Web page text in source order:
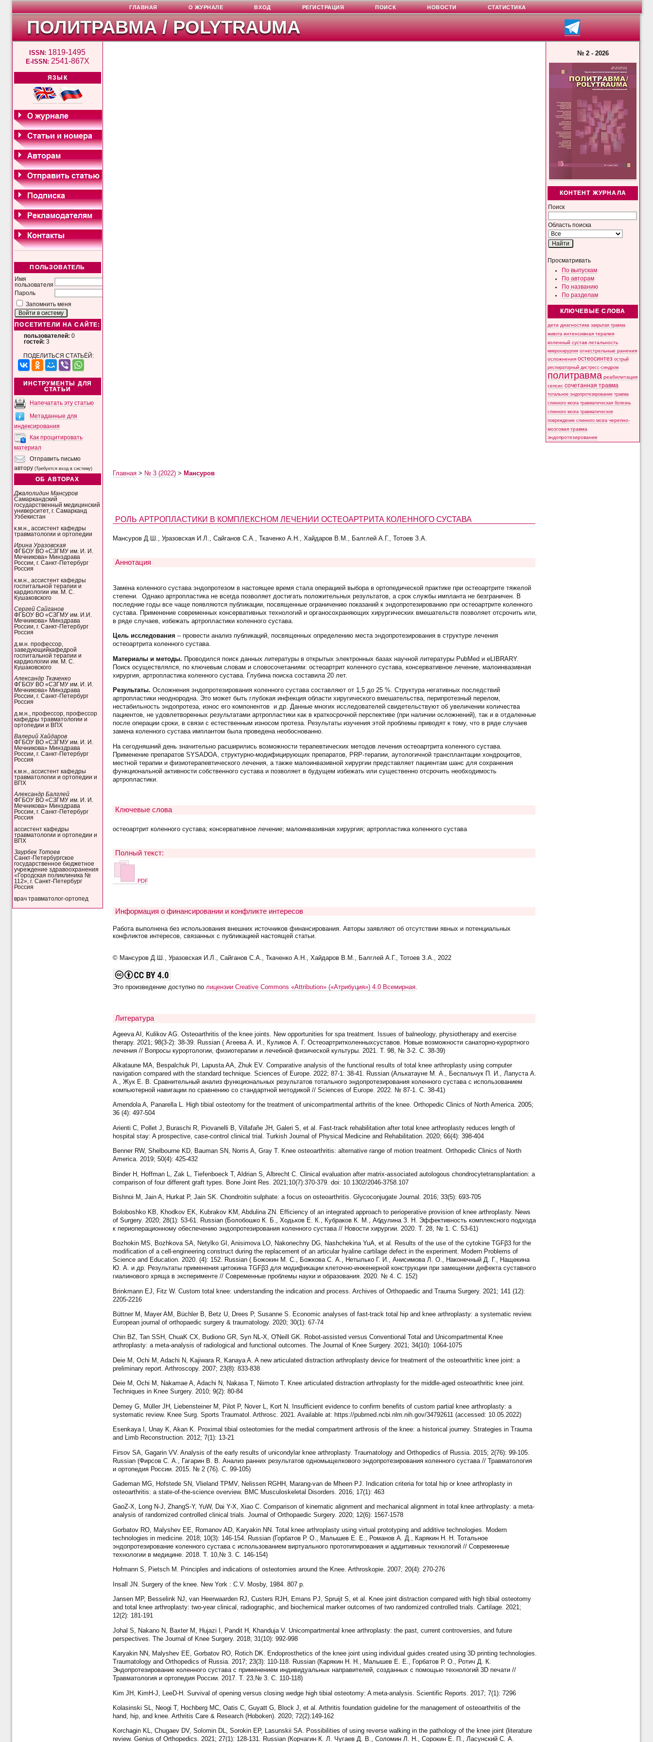
ПОЛИТРАВМА / POLYTRAUMA
ISSN: 1819-1495
E-ISSN: 2541-867X
ЯЗЫК
ПОЛЬЗОВАТЕЛЬ
Имя
пользователя
Пароль
Запомнить меня
ПОСЕТИТЕЛИ НА САЙТЕ:
пользователей: 0
гостей: 3
ПОДЕЛИТЬСЯ СТАТЬЁЙ:
ИНСТРУМЕНТЫ ДЛЯ
СТАТЬИ
Напечатать эту статью
Метаданные для
индексирования
Как процитировать
материал
Отправить письмо
автору(Требуется вход в систему)
ОБ АВТОРАХ
Джалолидин Мансуров
Самаркандский
государственный медицинский
университет, г. Самарканд
Узбекистан
к.м.н., ассистент кафедры
травматологии и ортопедии
Ирина Уразовская
ФГБОУ ВО «СЗГМУ им. И. И.
Мечникова» Минздрава
России, г. Санкт-Петербург
Россия
к.м.н., ассистент кафедры
госпитальной терапии и
кардиологии им. М. С.
Кушаковского
Сергей Сайганов
ФГБОУ ВО «СЗГМУ им. И.И.
Мечникова» Минздрава
России, г. Санкт-Петербург
Россия
д.м.н. профессор,
заведующийкафедрой
госпитальной терапии и
кардиологии им. М. С.
Кушаковского
Александр Ткаченко
ФГБОУ ВО «СЗГМУ им. И. И.
Мечникова» Минздрава
России, г. Санкт-Петербург
Россия
д.м.н., профессор, профессор
кафедры травматологии и
ортопедии и ВПХ
Валерий Хайдаров
ФГБОУ ВО «СЗГМУ им. И. И.
Мечникова» Минздрава
России, г. Санкт-Петербург
Россия
к.м.н., ассистент кафедры
травматологии и ортопедии и
ВПХ
Александр Балглей
ФГБОУ ВО «СЗГМУ им. И. И.
Мечникова» Минздрава
России, г. Санкт-Петербург
Россия
ассистент кафедры
травматологии и ортопедии и
ВПХ
Заурбек Тотоев
Санкт-Петербургское
государственное бюджетное
учреждение здравоохранения
«Городская поликлиника №
112», г. Санкт-Петербург
Россия
врач травматолог-ортопед
№ 2 - 2026
КОНТЕНТ ЖУРНАЛА
Поиск
Область поиска
Просматривать
По выпускам
По авторам
По названию
По разделам
КЛЮЧЕВЫЕ СЛОВА
дети диагностика закрытая травма
живота интенсивная терапия
коленный сустав летальность
микрохирургия огнестрельные ранения
осложнения остеосинтез острый
респираторный дистресс-синдром
политравма реабилитация
сепсис сочетанная травма
тотальное эндопротезирование травма
спинного мозга травматическая болезнь
спинного мозга травматическое
повреждение спинного мозга черепно-
мозговая травма
эндопротезирование
ГЛАВНАЯ О ЖУРНАЛЕ ВХОД РЕГИСТРАЦИЯ ПОИСК НОВОСТИ СТАТИСТИКА
Главная> № 3 (2022)> Мансуров
РОЛЬ АРТРОПЛАСТИКИ В КОМПЛЕКСНОМ ЛЕЧЕНИИ ОСТЕОАРТРИТА КОЛЕННОГО СУСТАВА
Мансуров Д.Ш., Уразовская И.Л., Сайганов С.А., Ткаченко А.Н., Хайдаров В.М., Балглей А.Г., Тотоев З.А.
Аннотация
Замена коленного сустава эндопротезом в настоящее время стала операцией выбора в ортопедической практике при остеоартрите тяжелой
степени. Однако артропластика не всегда позволяет достигать положительных результатов, а срок службы импланта не безграничен. В
последние годы все чаще появляются публикации, посвященные ограничению показаний к эндопротезированию при остеоартрите коленного
сустава. Применение современных консервативных технологий и органосохраняющих хирургических вмешательств позволяет отсрочить или,
в ряде случаев, избежать артропластики коленного сустава.
Цель исследования – провести анализ публикаций, посвященных определению места эндопротезирования в структуре лечения
остеоартрита коленного сустава.
Материалы и методы. Проводился поиск данных литературы в открытых электронных базах научной литературы PubMed и еLIBRARY.
Поиск осуществлялся, по ключевым словам и словосочетаниям: остеоартрит коленного сустава, консервативное лечение, малоинвазивная
хирургия, артропластика коленного сустава. Глубина поиска составила 20 лет.
Результаты. Осложнения эндопротезирования коленного сустава составляют от 1,5 до 25 %. Структура негативных последствий
артропластики неоднородна. Это может быть глубокая инфекция области хиругического вмешательства, перипротезный перелом,
нестабильность эндопротеза, износ его компонентов и др. Данные многих исследователей свидетельствуют об увеличении количества
пациентов, не удовлетворенных результатами артропластики как в краткосрочной перспективе (при наличии осложнений), так и в отдаленные
после операции сроки, в связи с естественным износом протеза. Результаты изучения этой проблемы приводят к тому, что в ряде случаев
замена коленного сустава имплантом была проведена необоснованно.
На сегодняшний день значительно расширились возможности терапевтических методов лечения остеоартрита коленного сустава.
Применение препаратов SYSADOA, структурно-модифицирующих препаратов, PRP-терапии, аутологичной трансплантации хондроцитов,
местной терапии и физиотерапевтического лечения, а также малоинвазивной хирургии представляет пациентам шанс для сохранения
функциональной активности собственного сустава и позволяет в будущем избежать или существенно отсрочить необходимость
артропластики.
Ключевые слова
остеоартрит коленного сустава; консервативное лечение; малоинвазивная хирургия; артропластика коленного сустава
Полный текст:
PDF
Информация о финансировании и конфликте интересов
Работа выполнена без использования внешних источников финансирования. Авторы заявляют об отсутствии явных и потенциальных
конфликтов интересов, связанных с публикацией настоящей статьи.
© Мансуров Д.Ш., Уразовская И.Л., Сайганов С.А., Ткаченко А.Н., Хайдаров В.М., Балглей А.Г., Тотоев З.А., 2022
Это произведение доступно по лицензии Creative Commons «Attribution» («Атрибуция») 4.0 Всемирная.
Литература
Ageeva AI, Kulikov AG. Osteoarthritis of the knee joints. New opportunities for spa treatment. Issues of balneology, physiotherapy and exercise
therapy. 2021; 98(3-2): 38-39. Russian ( Агеева А. И., Куликов А. Г. Остеоартритколенныхсуставов. Новые возможности санаторно-курортного
лечения // Вопросы курортологии, физиотерапии и лечебной физической культуры. 2021. Т. 98, № 3-2. С. 38-39)
Alkataune MA, Bespalchuk PI, Lapusta AA, Zhuk EV. Comparative analysis of the functional results of total knee arthroplasty using computer
navigation compared with the standard technique. Sciences of Europe. 2022; 87-1: 38-41. Russian (Алькатауне М. А., Беспальчук П. И., Лапуста А.
А., Жук Е. В. Сравнительный анализ функциональных результатов тотального эндопротезирования коленного сустава с использованием
компьютерной навигации по сравнению со стандартной методикой // Sciences of Europe. 2022. № 87-1. С. 38-41)
Amendola A, Panarella L. High tibial osteotomy for the treatment of unicompartmental arthritis of the knee. Orthopedic Clinics of North America. 2005;
36 (4): 497-504
Arienti C, Pollet J, Buraschi R, Piovanelli B, Villafañe JH, Galeri S, et al. Fast-track rehabilitation after total knee arthroplasty reduces length of
hospital stay: A prospective, case-control clinical trial. Turkish Journal of Physical Medicine and Rehabilitation. 2020; 66(4): 398-404
Benner RW, Shelbourne KD, Bauman SN, Norris A, Gray T. Knee osteoarthritis: alternative range of motion treatment. Orthopedic Clinics of North
America. 2019; 50(4): 425-432
Binder H, Hoffman L, Zak L, Tiefenboeck T, Aldrian S, Albrecht C. Clinical evaluation after matrix-associated autologous chondrocytetransplantation: a
comparison of four different graft types. Bone Joint Res. 2021;10(7):370-379. doi: 10.1302/2046-3758.107
Bishnoi M, Jain A, Hurkat P, Jain SK. Chondroitin sulphate: a focus on osteoarthritis. Glycoconjugate Journal. 2016; 33(5): 693-705
Boloboshko KB, Khodkov EK, Kubrakov KM, Abdulina ZN. Efficiency of an integrated approach to perioperative provision of knee arthroplasty. News
of Surgery. 2020; 28(1): 53-61. Russian (Болобошко К. Б., Ходьков Е. К., Кубраков К. М., Абдулина З. Н. Эффективность комплексного подхода
к периоперационному обеспечению эндопротезирования коленного сустава // Новости хирургии. 2020. Т. 28, № 1. С. 53-61)
Bozhokin MS, Bozhkova SA, Netylko GI, Anisimova LO, Nakonechny DG, Nashchekina YuA, et al. Results of the use of the cytokine TGFβ3 for the
modification of a cell-engineering construct during the replacement of an articular hyaline cartilage defect in the experiment. Modern Problems of
Science and Education. 2020. (4): 152. Russian ( Божокин М. С., Божкова С. А., Нетылько Г. И., Анисимова Л. О., Наконечный Д. Г., Нащекина
Ю. А. и др. Результаты применения цитокина TGFβ3 для модификации клеточно-инженерной конструкции при замещении дефекта суставного
гиалинового хряща в эксперименте // Современные проблемы науки и образования. 2020. № 4. С. 152)
Brinkmann EJ, Fitz W. Custom total knee: understanding the indication and process. Archives of Orthopaedic and Trauma Surgery. 2021; 141 (12):
2205-2216
Büttner M, Mayer AM, Büchler B, Betz U, Drees P, Susanne S. Economic analyses of fast-track total hip and knee arthroplasty: a systematic review.
European journal of orthopaedic surgery & traumatology. 2020; 30(1): 67-74
Chin BZ, Tan SSH, ChuaK CX, Budiono GR, Syn NL-X, O'Neill GK. Robot-assisted versus Conventional Total and Unicompartmental Knee
arthroplasty: a meta-analysis of radiological and functional outcomes. The Journal of Knee Surgery. 2021; 34(10): 1064-1075
Deie M, Ochi M, Adachi N, Kajiwara R, Kanaya A. A new articulated distraction arthroplasty device for treatment of the osteoarthritic knee joint: a
preliminary report. Arthroscopy. 2007; 23(8): 833-838
Deie M, Ochi M, Nakamae A, Adachi N, Nakasa T, Niimoto T. Knee articulated distraction arthroplasty for the middle-aged osteoarthritic knee joint.
Techniques in Knee Surgery. 2010; 9(2): 80-84
Demey G, Müller JH, Liebensteiner M, Pilot P, Nover L, Kort N. Insufficient evidence to confirm benefits of custom partial knee arthroplasty: a
systematic review. Knee Surg. Sports Traumatol. Arthrosc. 2021. Available at: https://pubmed.ncbi.nlm.nih.gov/34792611 (accessed: 10.05.2022)
Esenkaya I, Unay K, Akan K. Proximal tibial osteotomies for the medial compartment arthrosis of the knee: a historical journey. Strategies in Trauma
and Limb Reconstruction. 2012; 7(1): 13-21
Firsov SA, Gagarin VV. Analysis of the early results of unicondylar knee arthroplasty. Traumatology and Orthopedics of Russia. 2015; 2(76): 99-105.
Russian (Фирсов С. А., Гагарин В. В. Анализ ранних результатов одномыщелкового эндопротезирования коленного сустава // Травматология
и ортопедия России. 2015. № 2 (76). С. 99-105)
Gademan MG, Hofstede SN, Vlieland TPMV, Nelissen RGHH, Marang-van de Mheen PJ. Indication criteria for total hip or knee arthroplasty in
osteoarthritis: a state-of-the-science overview. BMC Musculoskeletal Disorders. 2016; 17(1): 463
GaoZ-X, Long N-J, ZhangS-Y, YuW, Dai Y-X, Xiao C. Comparison of kinematic alignment and mechanical alignment in total knee arthroplasty: a meta-
analysis of randomized controlled clinical trials. Journal of Orthopaedic Surgery. 2020; 12(6): 1567-1578
Gorbatov RO, Malyshev EE, Romanov AD, Karyakin NN. Total knee arthroplasty using virtual prototyping and additive technologies. Modern
technologies in medicine. 2018; 10(3): 146-154. Russian (Горбатов Р. О., Малышев Е. Е., Романов А. Д., Карякин Н. Н. Тотальное
эндопротезирование коленного сустава с использованием виртуального прототипирования и аддитивных технологий // Современные
технологии в медицине. 2018. Т. 10,№ 3. С. 146-154)
Hofmann S, Pietsch M. Principles and indications of osteotomies around the Knee. Arthroskopie. 2007; 20(4): 270-276
Insall JN. Surgery of the knee. New York : C.V. Mosby, 1984. 807 p.
Jansen MP, Besselink NJ, van Heerwaarden RJ, Custers RJH, Emans PJ, Spruijt S, et al. Knee joint distraction compared with high tibial osteotomy
and total knee arthroplasty: two-year clinical, radiographic, and biochemical marker outcomes of two randomized controlled trials. Cartilage. 2021;
12(2): 181-191
Johal S, Nakano N, Baxter M, Hujazi I, Pandit H, Khanduja V. Unicompartmental knee arthroplasty: the past, current controversies, and future
perspectives. The Journal of Knee Surgery. 2018; 31(10): 992-998
Karyakin NN, Malyshev EE, Gorbatov RO, Rotich DK. Endoprosthetics of the knee joint using individual guides created using 3D printing technologies.
Traumatology and Orthopedics of Russia. 2017; 23(3): 110-118. Russian (Карякин Н. Н., Малышев Е. Е., Горбатов Р. О., Ротич Д. К.
Эндопротезирование коленного сустава с применением индивидуальных направителей, созданных с помощью технологий 3D печати //
Травматология и ортопедия России. 2017. Т. 23,№ 3. С. 110-118)
Kim JH, KimH-J, LeeD-H. Survival of opening versus closing wedge high tibial osteotomy: A meta-analysis. Scientific Reports. 2017; 7(1): 7296
Kolasinski SL, Neogi T, Hochberg MC, Oatis C, Guyatt G, Block J, et al. Arthritis foundation guideline for the management of osteoarthritis of the
hand, hip, and knee. Arthritis Care & Research (Hoboken). 2020; 72(2):149-162
Korchagin KL, Chugaev DV, Solomin DL, Sorokin EP, Lasunskii SA. Possibilities of using reverse walking in the pathology of the knee joint (literature
review. Genius of Orthopedics. 2021; 27(1): 128-131. Russian (Корчагин К. Л. Чугаев Д. В., Соломин Л. Н., Сорокин Е. П., Ласунский С. А.